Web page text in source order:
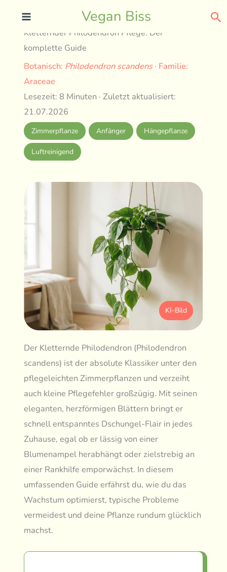
content
Vegan Biss
Kletternder Philodendron Pflege: Der
komplette Guide
Botanisch: Philodendron scandens· Familie:
Araceae
Lesezeit: 8 Minuten · Zuletzt aktualisiert:
21.07.2026
Zimmerpflanze Anfänger Hängepflanze
Luftreinigend
KI-Bild
Der Kletternde Philodendron (Philodendron
scandens) ist der absolute Klassiker unter den
pflegeleichten Zimmerpflanzen und verzeiht
auch kleine Pflegefehler großzügig. Mit seinen
eleganten, herzförmigen Blättern bringt er
schnell entspanntes Dschungel-Flair in jedes
Zuhause, egal ob er lässig von einer
Blumenampel herabhängt oder zielstrebig an
einer Rankhilfe emporwächst. In diesem
umfassenden Guide erfährst du, wie du das
Wachstum optimierst, typische Probleme
vermeidest und deine Pflanze rundum glücklich
machst.